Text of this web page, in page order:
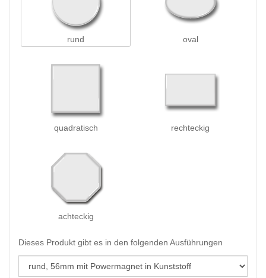
rund oval
quadratisch rechteckig
achteckig
Dieses Produkt gibt es in den folgenden Ausführungen